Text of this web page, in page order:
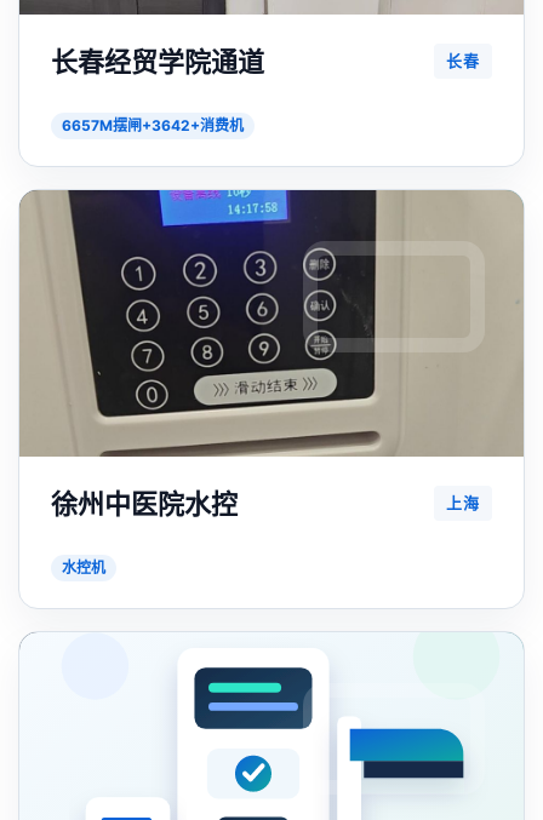
长春经贸学院通道 长春
6657M摆闸+3642+消费机
徐州中医院水控 上海
水控机